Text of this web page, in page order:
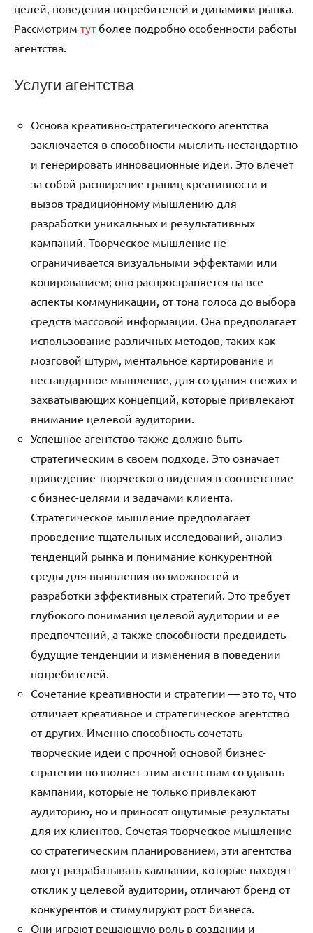
целей, поведения потребителей и динамики рынка.
Рассмотрим тутболее подробно особенности работы
агентства.
Услуги агентства
Основа креативно-стратегического агентства
заключается в способности мыслить нестандартно
и генерировать инновационные идеи. Это влечет
за собой расширение границ креативности и
вызов традиционному мышлению для
разработки уникальных и результативных
кампаний. Творческое мышление не
ограничивается визуальными эффектами или
копированием; оно распространяется на все
аспекты коммуникации, от тона голоса до выбора
средств массовой информации. Она предполагает
использование различных методов, таких как
мозговой штурм, ментальное картирование и
нестандартное мышление, для создания свежих и
захватывающих концепций, которые привлекают
внимание целевой аудитории.
Успешное агентство также должно быть
стратегическим в своем подходе. Это означает
приведение творческого видения в соответствие
с бизнес-целями и задачами клиента.
Стратегическое мышление предполагает
проведение тщательных исследований, анализ
тенденций рынка и понимание конкурентной
среды для выявления возможностей и
разработки эффективных стратегий. Это требует
глубокого понимания целевой аудитории и ее
предпочтений, а также способности предвидеть
будущие тенденции и изменения в поведении
потребителей.
Сочетание креативности и стратегии — это то, что
отличает креативное и стратегическое агентство
от других. Именно способность сочетать
творческие идеи с прочной основой бизнес-
стратегии позволяет этим агентствам создавать
кампании, которые не только привлекают
аудиторию, но и приносят ощутимые результаты
для их клиентов. Сочетая творческое мышление
со стратегическим планированием, эти агентства
могут разрабатывать кампании, которые находят
отклик у целевой аудитории, отличают бренд от
конкурентов и стимулируют рост бизнеса.
Они играют решающую роль в создании и